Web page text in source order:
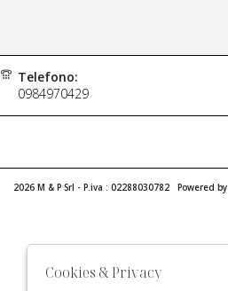
Telefono:
0984970429
2026 M & P Srl - P.iva : 02288030782 Powered by
Cookies & Privacy